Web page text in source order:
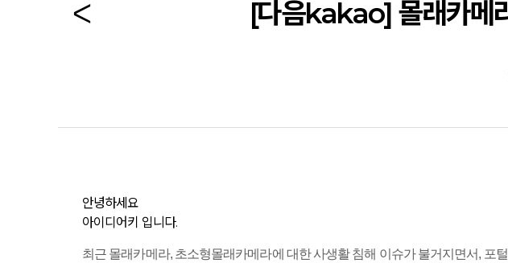
[다음kakao] 몰래카메
안녕하세요
아이디어키 입니다.
최근 몰래카메라, 초소형몰래카메라에 대한 사생활 침해 이슈가 불거지면서, 포